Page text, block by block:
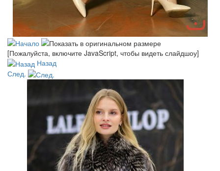
[Пожалуйста, включите JavaScript, чтобы видеть слайдшоу]
Назад
След.